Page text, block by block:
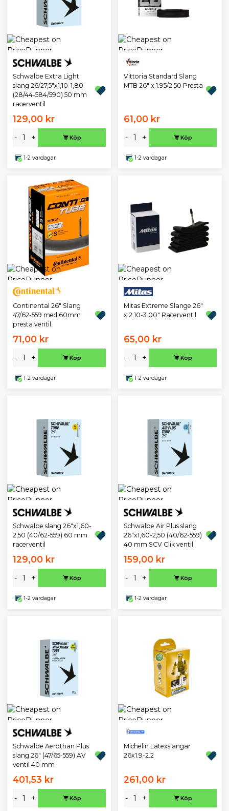
Schwalbe Extra Light
slang 26/27,5"x1,10-1,80
(28/44-584/590) 50 mm
racerventil
129,00 kr
- + Köp
1-2 vardagar
Vittoria Standard Slang
MTB 26" x 1.95/2.50 Presta
61,00 kr
- + Köp
1-2 vardagar
Continental 26" Slang
47/62-559 med 60mm
presta ventil.
71,00 kr
- + Köp
1-2 vardagar
Mitas Extreme Slange 26"
x 2.10-3.00" Racerventil
65,00 kr
- + Köp
1-2 vardagar
Schwalbe slang 26"x1,60-
2,50 (40/62-559) 60 mm
racerventil
129,00 kr
- + Köp
1-2 vardagar
Schwalbe Air Plus slang
26"x1,60-2,50 (40/62-559)
40 mm SCV Clik ventil
159,00 kr
- + Köp
1-2 vardagar
Schwalbe Aerothan Plus
slang 26" (47/65-559) AV
ventil 40 mm
401,53 kr
- + Köp
Michelin Latexslangar
26x1.9-2.2
261,00 kr
- + Köp